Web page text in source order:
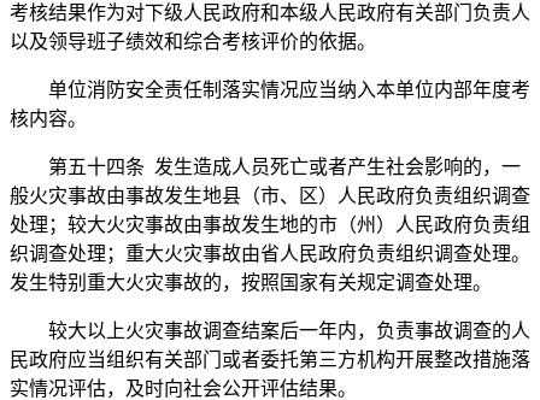
考核结果作为对下级人民政府和本级人民政府有关部门负责人
以及领导班子绩效和综合考核评价的依据。
单位消防安全责任制落实情况应当纳入本单位内部年度考
核内容。
第五十四条 发生造成人员死亡或者产生社会影响的，一
般火灾事故由事故发生地县（市、区）人民政府负责组织调查
处理；较大火灾事故由事故发生地的市（州）人民政府负责组
织调查处理；重大火灾事故由省人民政府负责组织调查处理。
发生特别重大火灾事故的，按照国家有关规定调查处理。
较大以上火灾事故调查结案后一年内，负责事故调查的人
民政府应当组织有关部门或者委托第三方机构开展整改措施落
实情况评估，及时向社会公开评估结果。